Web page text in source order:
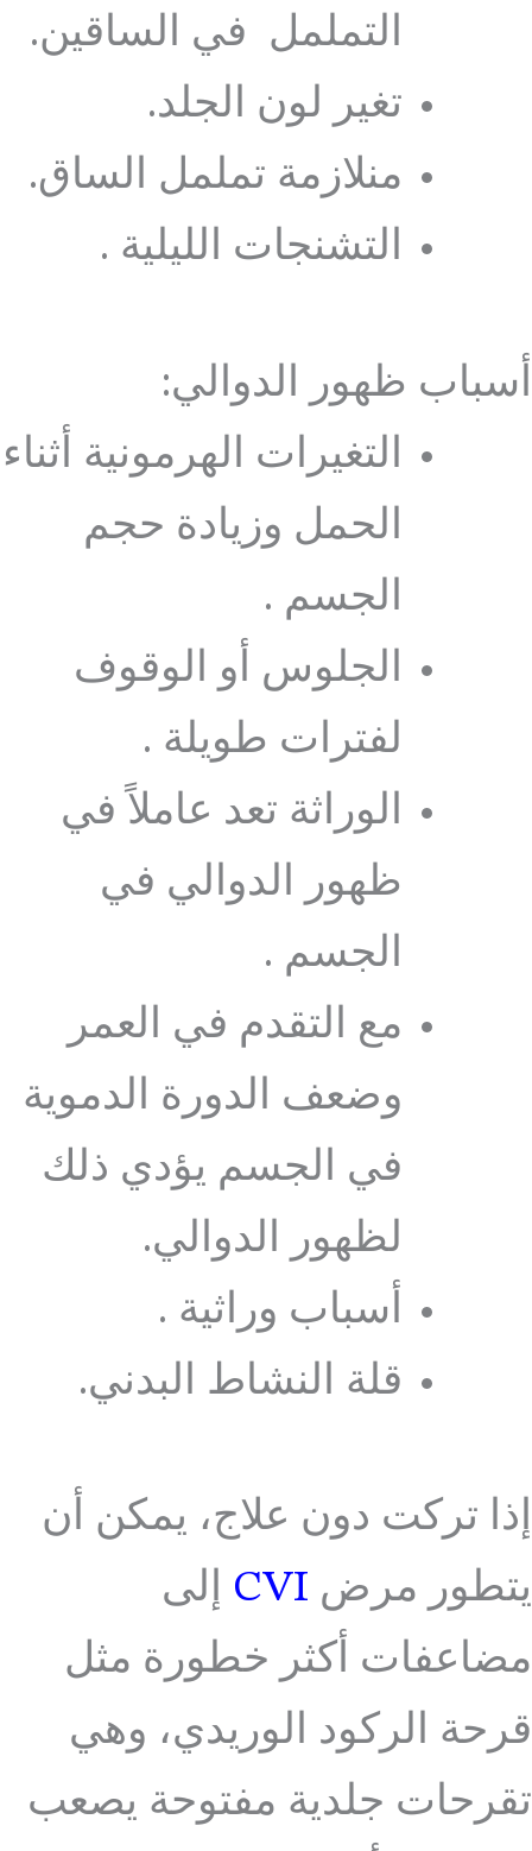
التململ في الساقين.
تغير لون الجلد.
منلازمة تململ الساق.
التشنجات الليلية .
أسباب ظهور الدوالي:
التغيرات الهرمونية أثناء
الحمل وزيادة حجم
الجسم .
الجلوس أو الوقوف
لفترات طويلة .
الوراثة تعد عاملاً في
ظهور الدوالي في
الجسم .
مع التقدم في العمر
وضعف الدورة الدموية
في الجسم يؤدي ذلك
لظهور الدوالي.
أسباب وراثية .
قلة النشاط البدني.
إذا تركت دون علاج، يمكن أن
يتطور مرض CVI إلى
مضاعفات أكثر خطورة مثل
قرحة الركود الوريدي، وهي
تقرحات جلدية مفتوحة يصعب